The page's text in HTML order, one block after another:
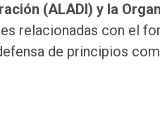
(ALADI) y la
relacionadas con el
de principios